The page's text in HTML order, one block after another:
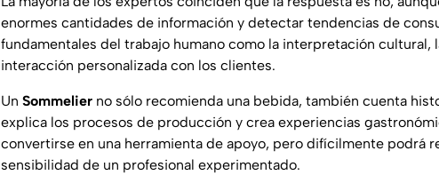
enormes cantidades de información y detectar tendencias de
fundamentales del trabajo humano como la interpretación cultural,
interacción personalizada con los clientes.
Un Sommelier no sólo recomienda una bebida, también cuenta
explica los procesos de producción y crea experiencias
convertirse en una herramienta de apoyo, pero difícilmente podrá
sensibilidad de un profesional experimentado.